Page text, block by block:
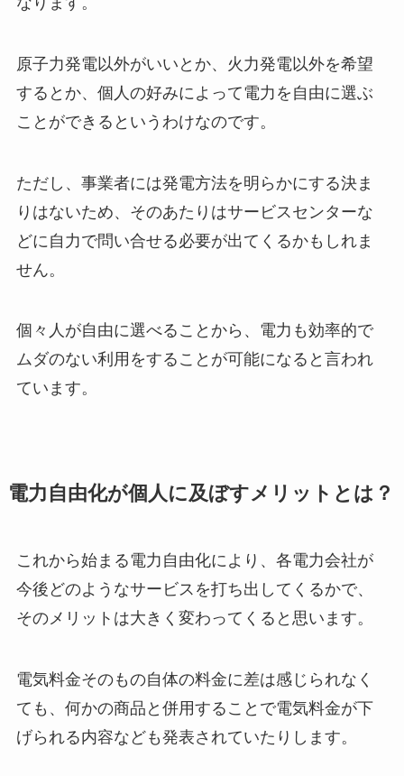
原子力発電以外がいいとか、火力発電以外を希望
するとか、個人の好みによって電力を自由に選ぶ
ことができるというわけなのです。
ただし、事業者には発電方法を明らかにする決ま
りはないため、そのあたりはサービスセンターな
どに自力で問い合せる必要が出てくるかもしれま
せん。
個々人が自由に選べることから、電力も効率的で
ムダのない利用をすることが可能になると言われ
ています。
電力自由化が個人に及ぼすメリットとは？
これから始まる電力自由化により、各電力会社が
今後どのようなサービスを打ち出してくるかで、
そのメリットは大きく変わってくると思います。
電気料金そのもの自体の料金に差は感じられなく
ても、何かの商品と併用することで電気料金が下
げられる内容なども発表されていたりします。